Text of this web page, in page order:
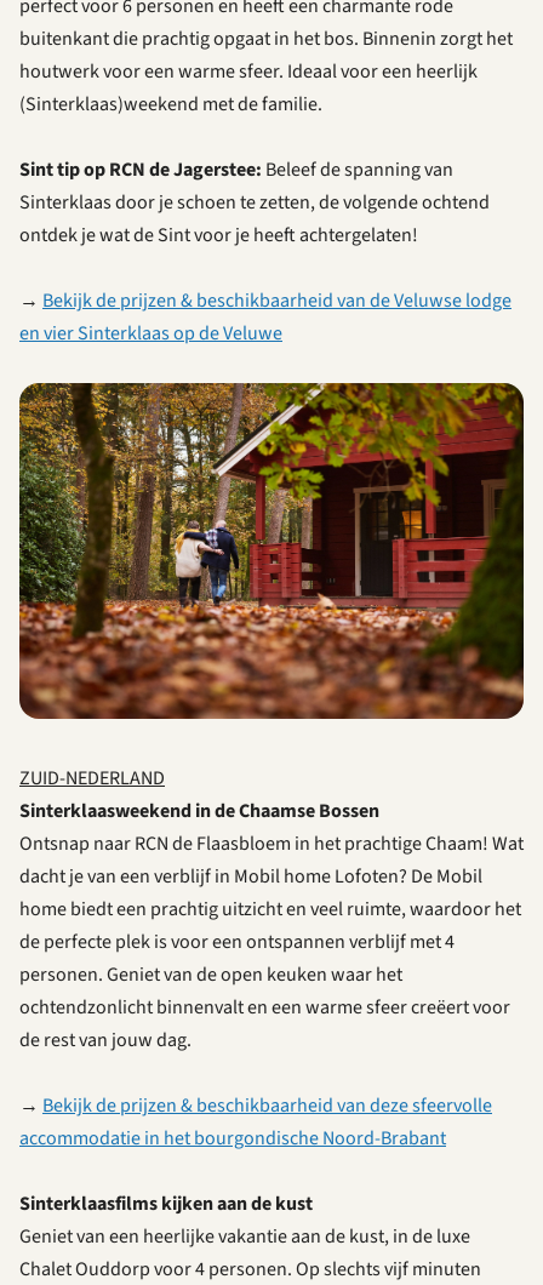
perfect voor 6 personen en heeft een charmante rode
buitenkant die prachtig opgaat in het bos. Binnenin zorgt het
houtwerk voor een warme sfeer. Ideaal voor een heerlijk
(Sinterklaas)weekend met de familie.
Sint tip op RCN de Jagerstee: Beleef de spanning van
Sinterklaas door je schoen te zetten, de volgende ochtend
ontdek je wat de Sint voor je heeft achtergelaten!
→ Bekijk de prijzen & beschikbaarheid van de Veluwse lodge
en vier Sinterklaas op de Veluwe
ZUID-NEDERLAND
Sinterklaasweekend in de Chaamse Bossen
Ontsnap naar RCN de Flaasbloem in het prachtige Chaam! Wat
dacht je van een verblijf in Mobil home Lofoten? De Mobil
home biedt een prachtig uitzicht en veel ruimte, waardoor het
de perfecte plek is voor een ontspannen verblijf met 4
personen. Geniet van de open keuken waar het
ochtendzonlicht binnenvalt en een warme sfeer creëert voor
de rest van jouw dag.
→ Bekijk de prijzen & beschikbaarheid van deze sfeervolle
accommodatie in het bourgondische Noord-Brabant
Sinterklaasfilms kijken aan de kust
Geniet van een heerlijke vakantie aan de kust, in de luxe
Chalet Ouddorp voor 4 personen. Op slechts vijf minuten